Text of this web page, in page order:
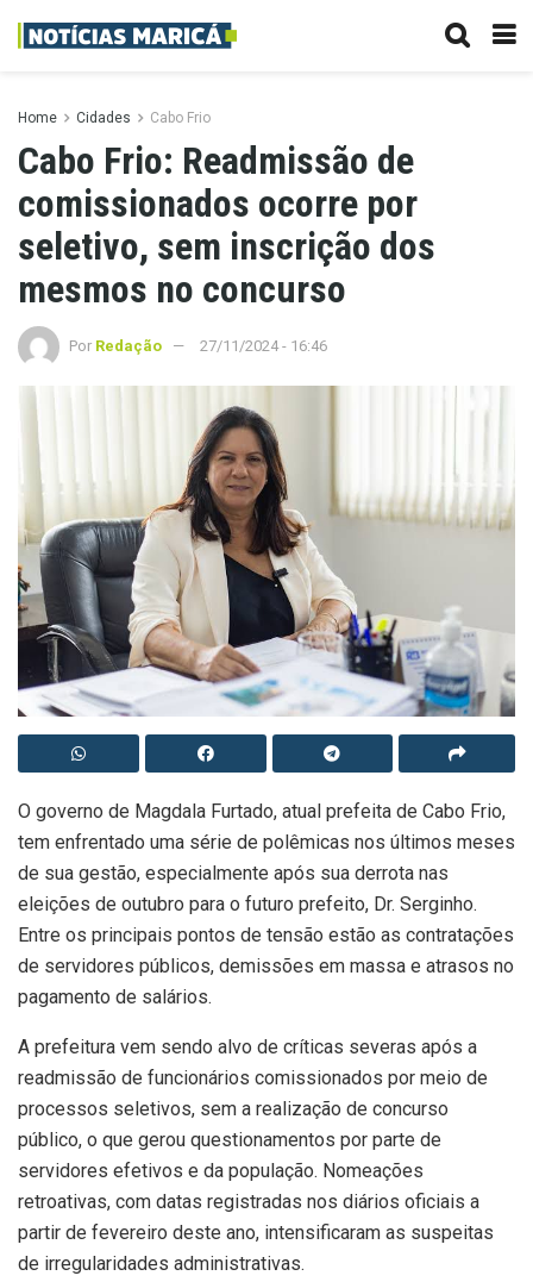
Home Cidades Cabo Frio
Cabo Frio: Readmissão de
comissionados ocorre por
seletivo, sem inscrição dos
mesmos no concurso
Por Redação 27/11/2024 - 16:46
O governo de Magdala Furtado, atual prefeita de Cabo Frio,
tem enfrentado uma série de polêmicas nos últimos meses
de sua gestão, especialmente após sua derrota nas
eleições de outubro para o futuro prefeito, Dr. Serginho.
Entre os principais pontos de tensão estão as contratações
de servidores públicos, demissões em massa e atrasos no
pagamento de salários.
A prefeitura vem sendo alvo de críticas severas após a
readmissão de funcionários comissionados por meio de
processos seletivos, sem a realização de concurso
público, o que gerou questionamentos por parte de
servidores efetivos e da população. Nomeações
retroativas, com datas registradas nos diários oficiais a
partir de fevereiro deste ano, intensificaram as suspeitas
de irregularidades administrativas.